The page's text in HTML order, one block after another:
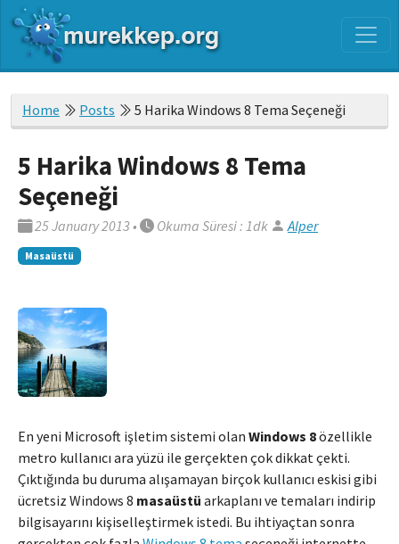
Home Posts 5 Harika Windows 8 Tema Seçeneği
5 Harika Windows 8 Tema
Seçeneği
25 January 2013• Okuma Süresi : 1dk Alper
Masaüstü
En yeni Microsoft işletim sistemi olan Windows 8özellikle
metro kullanıcı ara yüzü ile gerçekten çok dikkat çekti.
Çıktığında bu duruma alışamayan birçok kullanıcı eskisi gibi
ücretsiz Windows 8 masaüstü arkaplanı ve temaları indirip
bilgisayarını kişiselleştirmek istedi. Bu ihtiyaçtan sonra